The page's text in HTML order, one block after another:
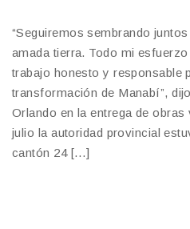
“Seguiremos sembrando
amada tierra. Todo mi
trabajo honesto y responsable
transformación de Manabí”,
Orlando en la entrega de
julio la autoridad provincial
cantón 24 […]